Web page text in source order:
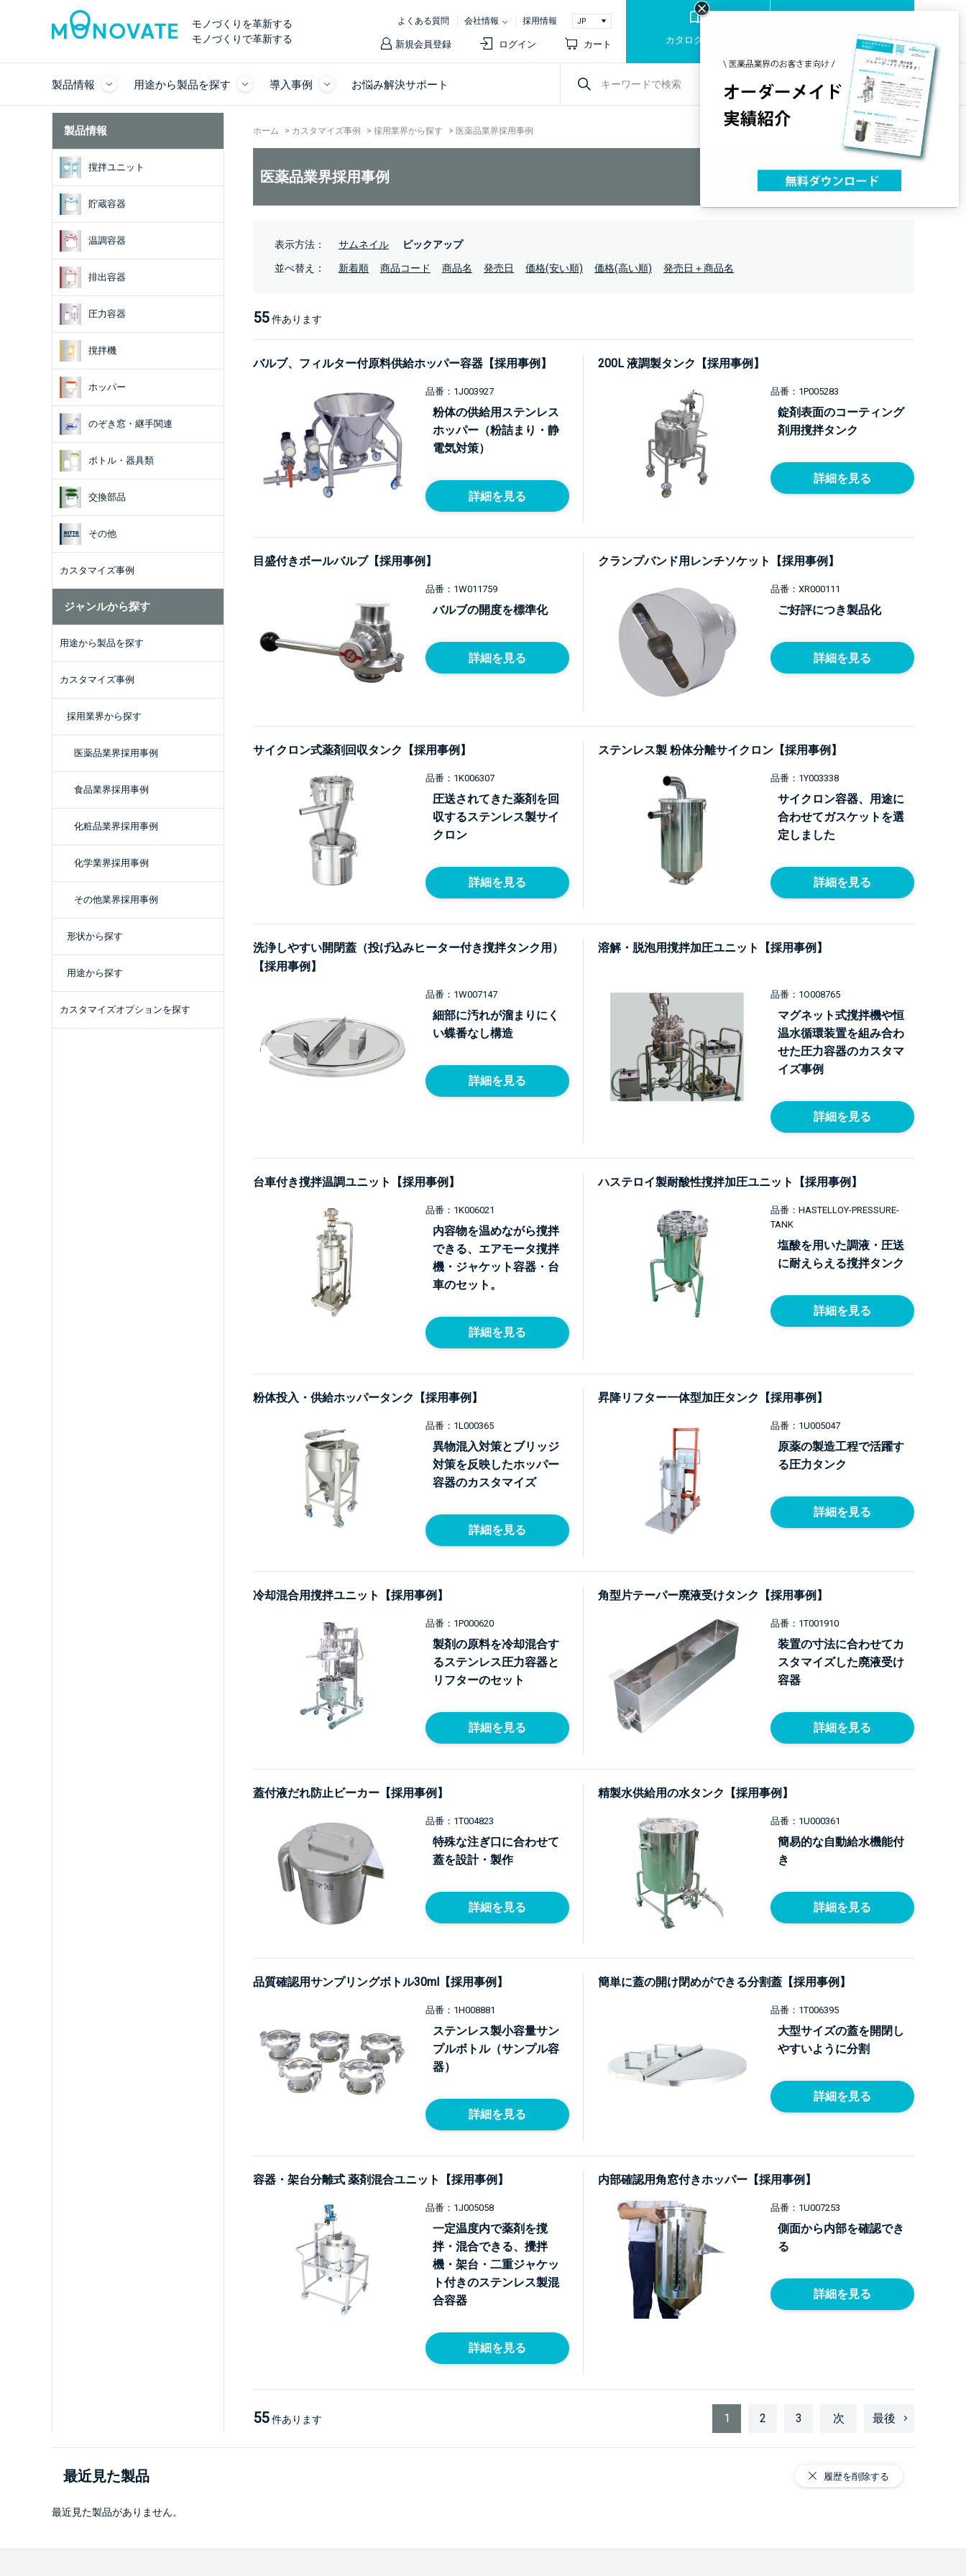
モノづくりを革新する
モノづくりで革新する
よくある質問 会社情報 採用情報
新規会員登録 ログイン カート カタログ・資料
お問い合わせ
製品の相談
製品情報 用途から製品を探す 導入事例 お悩み解決サポート 検索 詳細検索
製品情報
撹拌ユニット
貯蔵容器
温調容器
排出容器
圧力容器
撹拌機
ホッパー
のぞき窓・継手関連
ボトル・器具類
交換部品
その他
カスタマイズ事例
ジャンルから探す
用途から製品を探す
カスタマイズ事例
採用業界から探す
医薬品業界採用事例
食品業界採用事例
化粧品業界採用事例
化学業界採用事例
その他業界採用事例
形状から探す
用途から探す
カスタマイズオプションを探す
ホーム > カスタマイズ事例 > 採用業界から探す > 医薬品業界採用事例
医薬品業界採用事例
表示方法： サムネイル ピックアップ
並べ替え： 新着順 商品コード 商品名 発売日 価格(安い順) 価格(高い順) 発売日＋商品名
55 件あります
バルブ、フィルター付原料供給ホッパー容器【採用事例】
品番：1J003927
粉体の供給用ステンレス
ホッパー（粉詰まり・静
電気対策）
詳細を見る
200L 液調製タンク【採用事例】
品番：1P005283
錠剤表面のコーティング
剤用撹拌タンク
詳細を見る
目盛付きボールバルブ【採用事例】
品番：1W011759
バルブの開度を標準化
詳細を見る
クランプバンド用レンチソケット【採用事例】
品番：XR000111
ご好評につき製品化
詳細を見る
サイクロン式薬剤回収タンク【採用事例】
品番：1K006307
圧送されてきた薬剤を回
収するステンレス製サイ
クロン
詳細を見る
ステンレス製 粉体分離サイクロン【採用事例】
品番：1Y003338
サイクロン容器、用途に
合わせてガスケットを選
定しました
詳細を見る
洗浄しやすい開閉蓋（投げ込みヒーター付き撹拌タンク用）
【採用事例】
品番：1W007147
細部に汚れが溜まりにく
い蝶番なし構造
詳細を見る
溶解・脱泡用撹拌加圧ユニット【採用事例】
品番：1O008765
マグネット式撹拌機や恒
温水循環装置を組み合わ
せた圧力容器のカスタマ
イズ事例
詳細を見る
台車付き撹拌温調ユニット【採用事例】
品番：1K006021
内容物を温めながら撹拌
できる、エアモータ撹拌
機・ジャケット容器・台
車のセット。
詳細を見る
ハステロイ製耐酸性撹拌加圧ユニット【採用事例】
品番：HASTELLOY-PRESSURE-
TANK
塩酸を用いた調液・圧送
に耐えらえる撹拌タンク
詳細を見る
粉体投入・供給ホッパータンク【採用事例】
品番：1L000365
異物混入対策とブリッジ
対策を反映したホッパー
容器のカスタマイズ
詳細を見る
昇降リフター一体型加圧タンク【採用事例】
品番：1U005047
原薬の製造工程で活躍す
る圧力タンク
詳細を見る
冷却混合用撹拌ユニット【採用事例】
品番：1P000620
製剤の原料を冷却混合す
るステンレス圧力容器と
リフターのセット
詳細を見る
角型片テーパー廃液受けタンク【採用事例】
品番：1T001910
装置の寸法に合わせてカ
スタマイズした廃液受け
容器
詳細を見る
蓋付液だれ防止ビーカー【採用事例】
品番：1T004823
特殊な注ぎ口に合わせて
蓋を設計・製作
詳細を見る
精製水供給用の水タンク【採用事例】
品番：1U000361
簡易的な自動給水機能付
き
詳細を見る
品質確認用サンプリングボトル30ml【採用事例】
品番：1H008881
ステンレス製小容量サン
プルボトル（サンプル容
器）
詳細を見る
簡単に蓋の開け閉めができる分割蓋【採用事例】
品番：1T006395
大型サイズの蓋を開閉し
やすいように分割
詳細を見る
容器・架台分離式 薬剤混合ユニット【採用事例】
品番：1J005058
一定温度内で薬剤を撹
拌・混合できる、攪拌
機・架台・二重ジャケッ
ト付きのステンレス製混
合容器
詳細を見る
内部確認用角窓付きホッパー【採用事例】
品番：1U007253
側面から内部を確認でき
る
詳細を見る
55 件あります 1 2 3 次 最後
最近見た製品
最近見た製品がありません。
履歴を削除する